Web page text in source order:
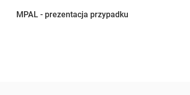
MPAL - prezentacja przypadku